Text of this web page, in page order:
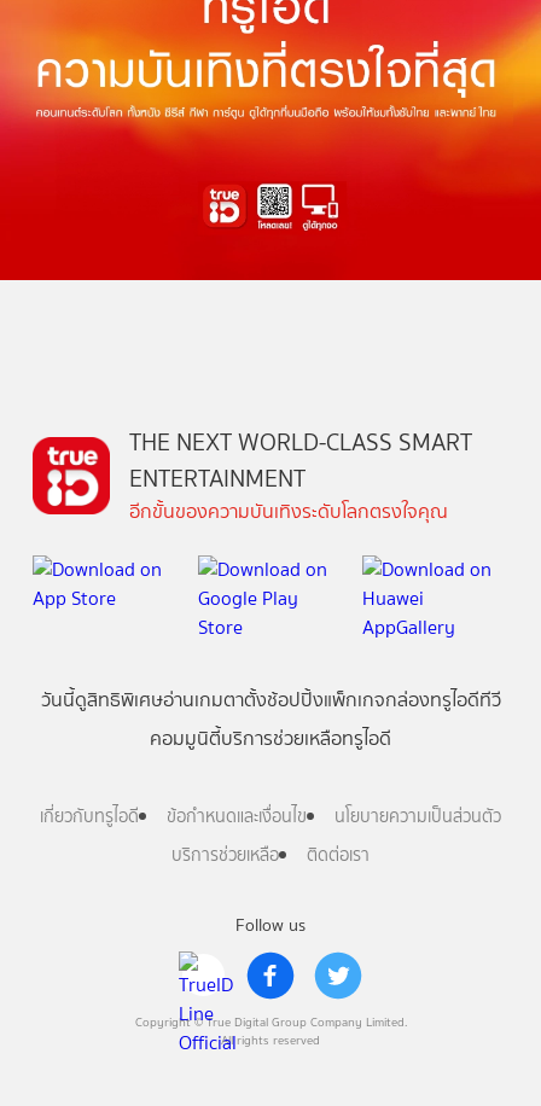
Follow us
Copyright © True Digital Group Company Limited.
All rights reserved
THE NEXT WORLD-CLASS SMART
ENTERTAINMENT
อีกขั้นของความบันเทิงระดับโลกตรงใจคุณ
วันนี้ดูสิทธิพิเศษอ่านเกมตาตั้งช้อปปิ้งแพ็กเกจกล่องทรูไอดีทีวี
คอมมูนิตี้บริการช่วยเหลือทรูไอดี
เกี่ยวกับทรูไอดี ข้อกำหนดและเงื่อนไข
นโยบายความเป็นส่วนตัว
บริการช่วยเหลือ
ติดต่อเรา